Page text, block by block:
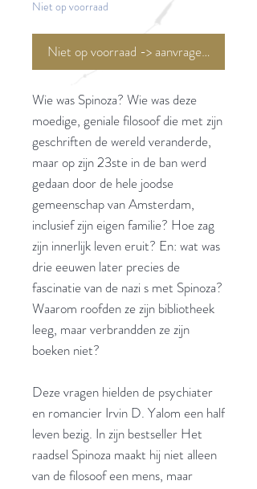
Niet op voorraad
Niet op voorraad -> aanvragen <-
Wie was Spinoza? Wie was deze
moedige, geniale filosoof die met zijn
geschriften de wereld veranderde,
maar op zijn 23ste in de ban werd
gedaan door de hele joodse
gemeenschap van Amsterdam,
inclusief zijn eigen familie? Hoe zag
zijn innerlijk leven eruit? En: wat was
drie eeuwen later precies de
fascinatie van de nazi s met Spinoza?
Waarom roofden ze zijn bibliotheek
leeg, maar verbrandden ze zijn
boeken niet?
Deze vragen hielden de psychiater
en romancier Irvin D. Yalom een half
leven bezig. In zijn bestseller Het
raadsel Spinoza maakt hij niet alleen
van de filosoof een mens, maar